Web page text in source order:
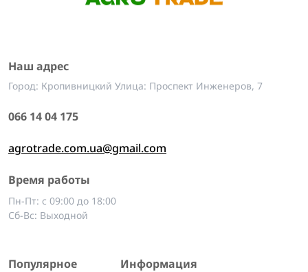
Наш адрес
Город: Кропивницкий Улица: Проспект Инженеров, 7
066 14 04 175
agrotrade.com.ua@gmail.com
Время работы
Пн-Пт: с 09:00 до 18:00
Сб-Вс: Выходной
Популярное Информация